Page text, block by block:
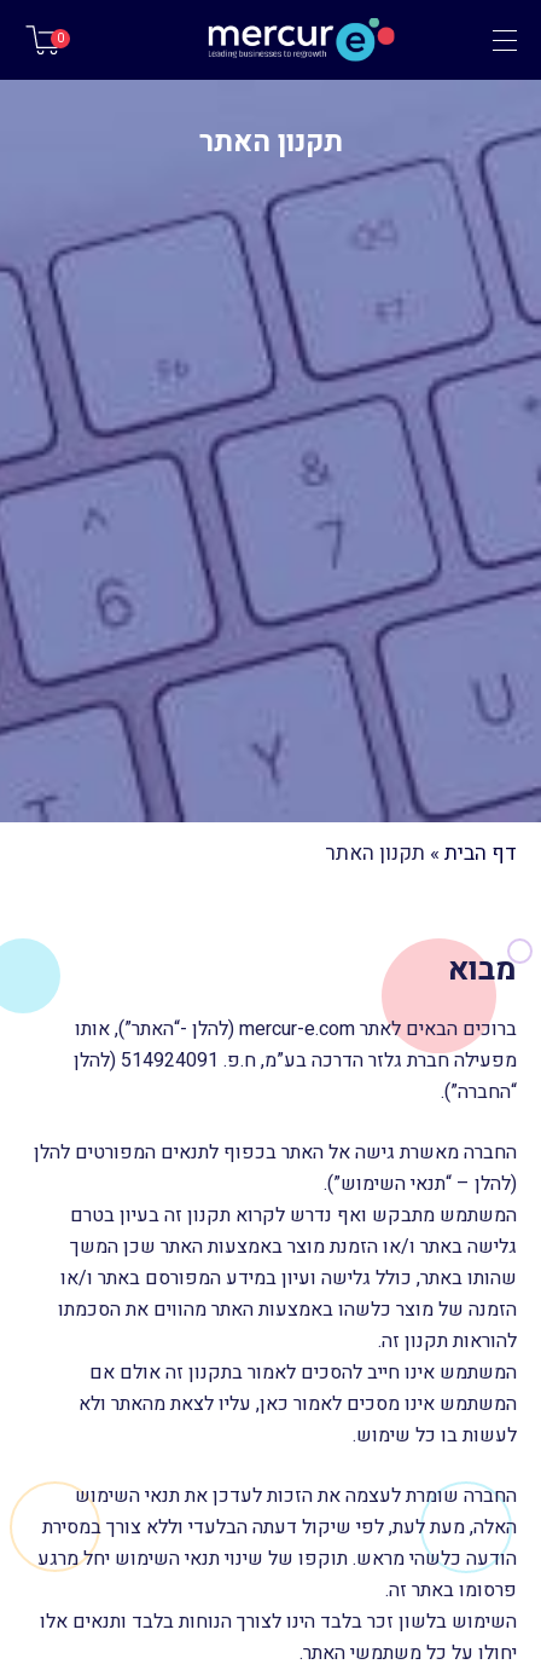
תפריט 0
תקנון האתר
דף הבית » תקנון האתר
מבוא
ברוכים הבאים לאתר mercur-e.com (להלן -“האתר”), אותו
מפעילה חברת גלזר הדרכה בע”מ, ח.פ. 514924091 (להלן
“החברה”).
החברה מאשרת גישה אל האתר בכפוף לתנאים המפורטים להלן
(להלן – “תנאי השימוש”).
המשתמש מתבקש ואף נדרש לקרוא תקנון זה בעיון בטרם
גלישה באתר ו/או הזמנת מוצר באמצעות האתר שכן המשך
שהותו באתר, כולל גלישה ועיון במידע המפורסם באתר ו/או
הזמנה של מוצר כלשהו באמצעות האתר מהווים את הסכמתו
להוראות תקנון זה.
המשתמש אינו חייב להסכים לאמור בתקנון זה אולם אם
המשתמש אינו מסכים לאמור כאן, עליו לצאת מהאתר ולא
לעשות בו כל שימוש.
החברה שומרת לעצמה את הזכות לעדכן את תנאי השימוש
האלה, מעת לעת, לפי שיקול דעתה הבלעדי וללא צורך במסירת
הודעה כלשהי מראש. תוקפו של שינוי תנאי השימוש יחל מרגע
פרסומו באתר זה.
השימוש בלשון זכר בלבד הינו לצורך הנוחות בלבד ותנאים אלו
יחולו על כל משתמשי האתר.